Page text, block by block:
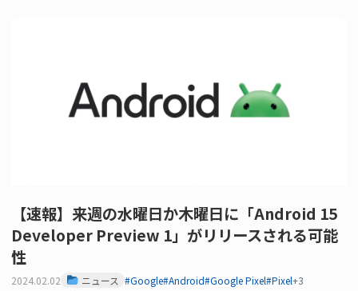
【速報】来週の水曜日か木曜日に「Android 15
Developer Preview 1」がリリースされる可能
性
2024.02.02 ニュース #Google#Android#Google Pixel#Pixel+3